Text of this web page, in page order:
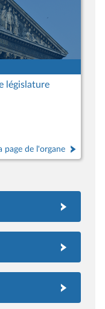
législature
page de l'organe